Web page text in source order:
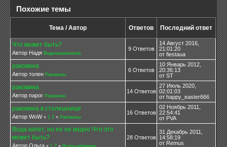
Похожие темы
Тема / Автор Ответов Последний ответ
Что может быть?
Автор Надя Водонагреватели.
9 Ответов
14 Август 2016,
21:01:20
от fiestaua
раковина
Автор толен Раковины
6 Ответов
10 Январь 2012,
20:36:13
от ST
раковина
Автор парог Раковины
14 Ответов
27 Июль 2020,
02:01:03
от happy_easter666
раковина в столешнице
Автор WoW « 1 2 » Раковины
16 Ответов
02 Ноябрь 2011,
22:54:41
от PVA
Вода капет, но ее не видно.Что это
может быть?
Автор Ольга
28 Ответов
31 Декабрь 2011,
14:58:19
от Remus